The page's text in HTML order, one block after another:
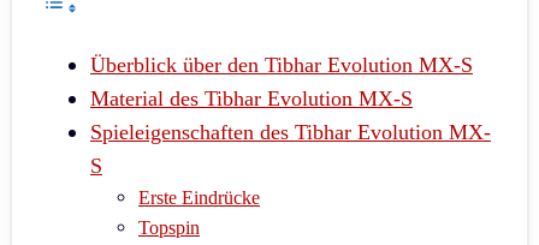
Überblick über den Tibhar Evolution MX-S
Material des Tibhar Evolution MX-S
Spieleigenschaften des Tibhar Evolution MX-
S
Erste Eindrücke
Topspin